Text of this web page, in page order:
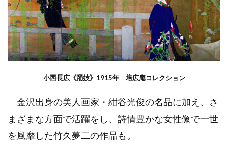
小西長広《踊妓》1915年 培広庵コレクション
金沢出身の美人画家・紺谷光俊の名品に加え、さ
まざまな方面で活躍をし、詩情豊かな女性像で一世
を風靡した竹久夢二の作品も。